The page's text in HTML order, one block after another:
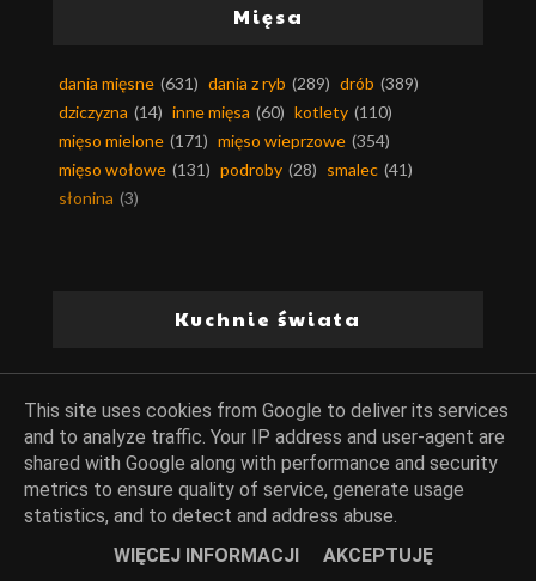
Mięsa
dania mięsne (631) dania z ryb (289) drób (389)
dziczyzna (14) inne mięsa (60) kotlety (110)
mięso mielone (171) mięso wieprzowe (354)
mięso wołowe (131) podroby (28) smalec (41)
słonina (3)
Kuchnie świata
kuchnia ajurwedyjska (2) kuchnia alaski (1)
kuchnia algierska (2) kuchnia amerykańska (36)
kuchnia andaluzji (13) kuchnia angielska (24)
kuchnia argentyńska (3) kuchnia armenii (2)
kuchnia australijska (20) kuchnia austriacka
(9)
kuchnia azjatycka (99) kuchnia bahrajnu (3)
This site uses cookies from Google to deliver its services
and to analyze traffic. Your IP address and user-agent are
shared with Google along with performance and security
metrics to ensure quality of service, generate usage
statistics, and to detect and address abuse.
WIĘCEJ INFORMACJI
AKCEPTUJĘ